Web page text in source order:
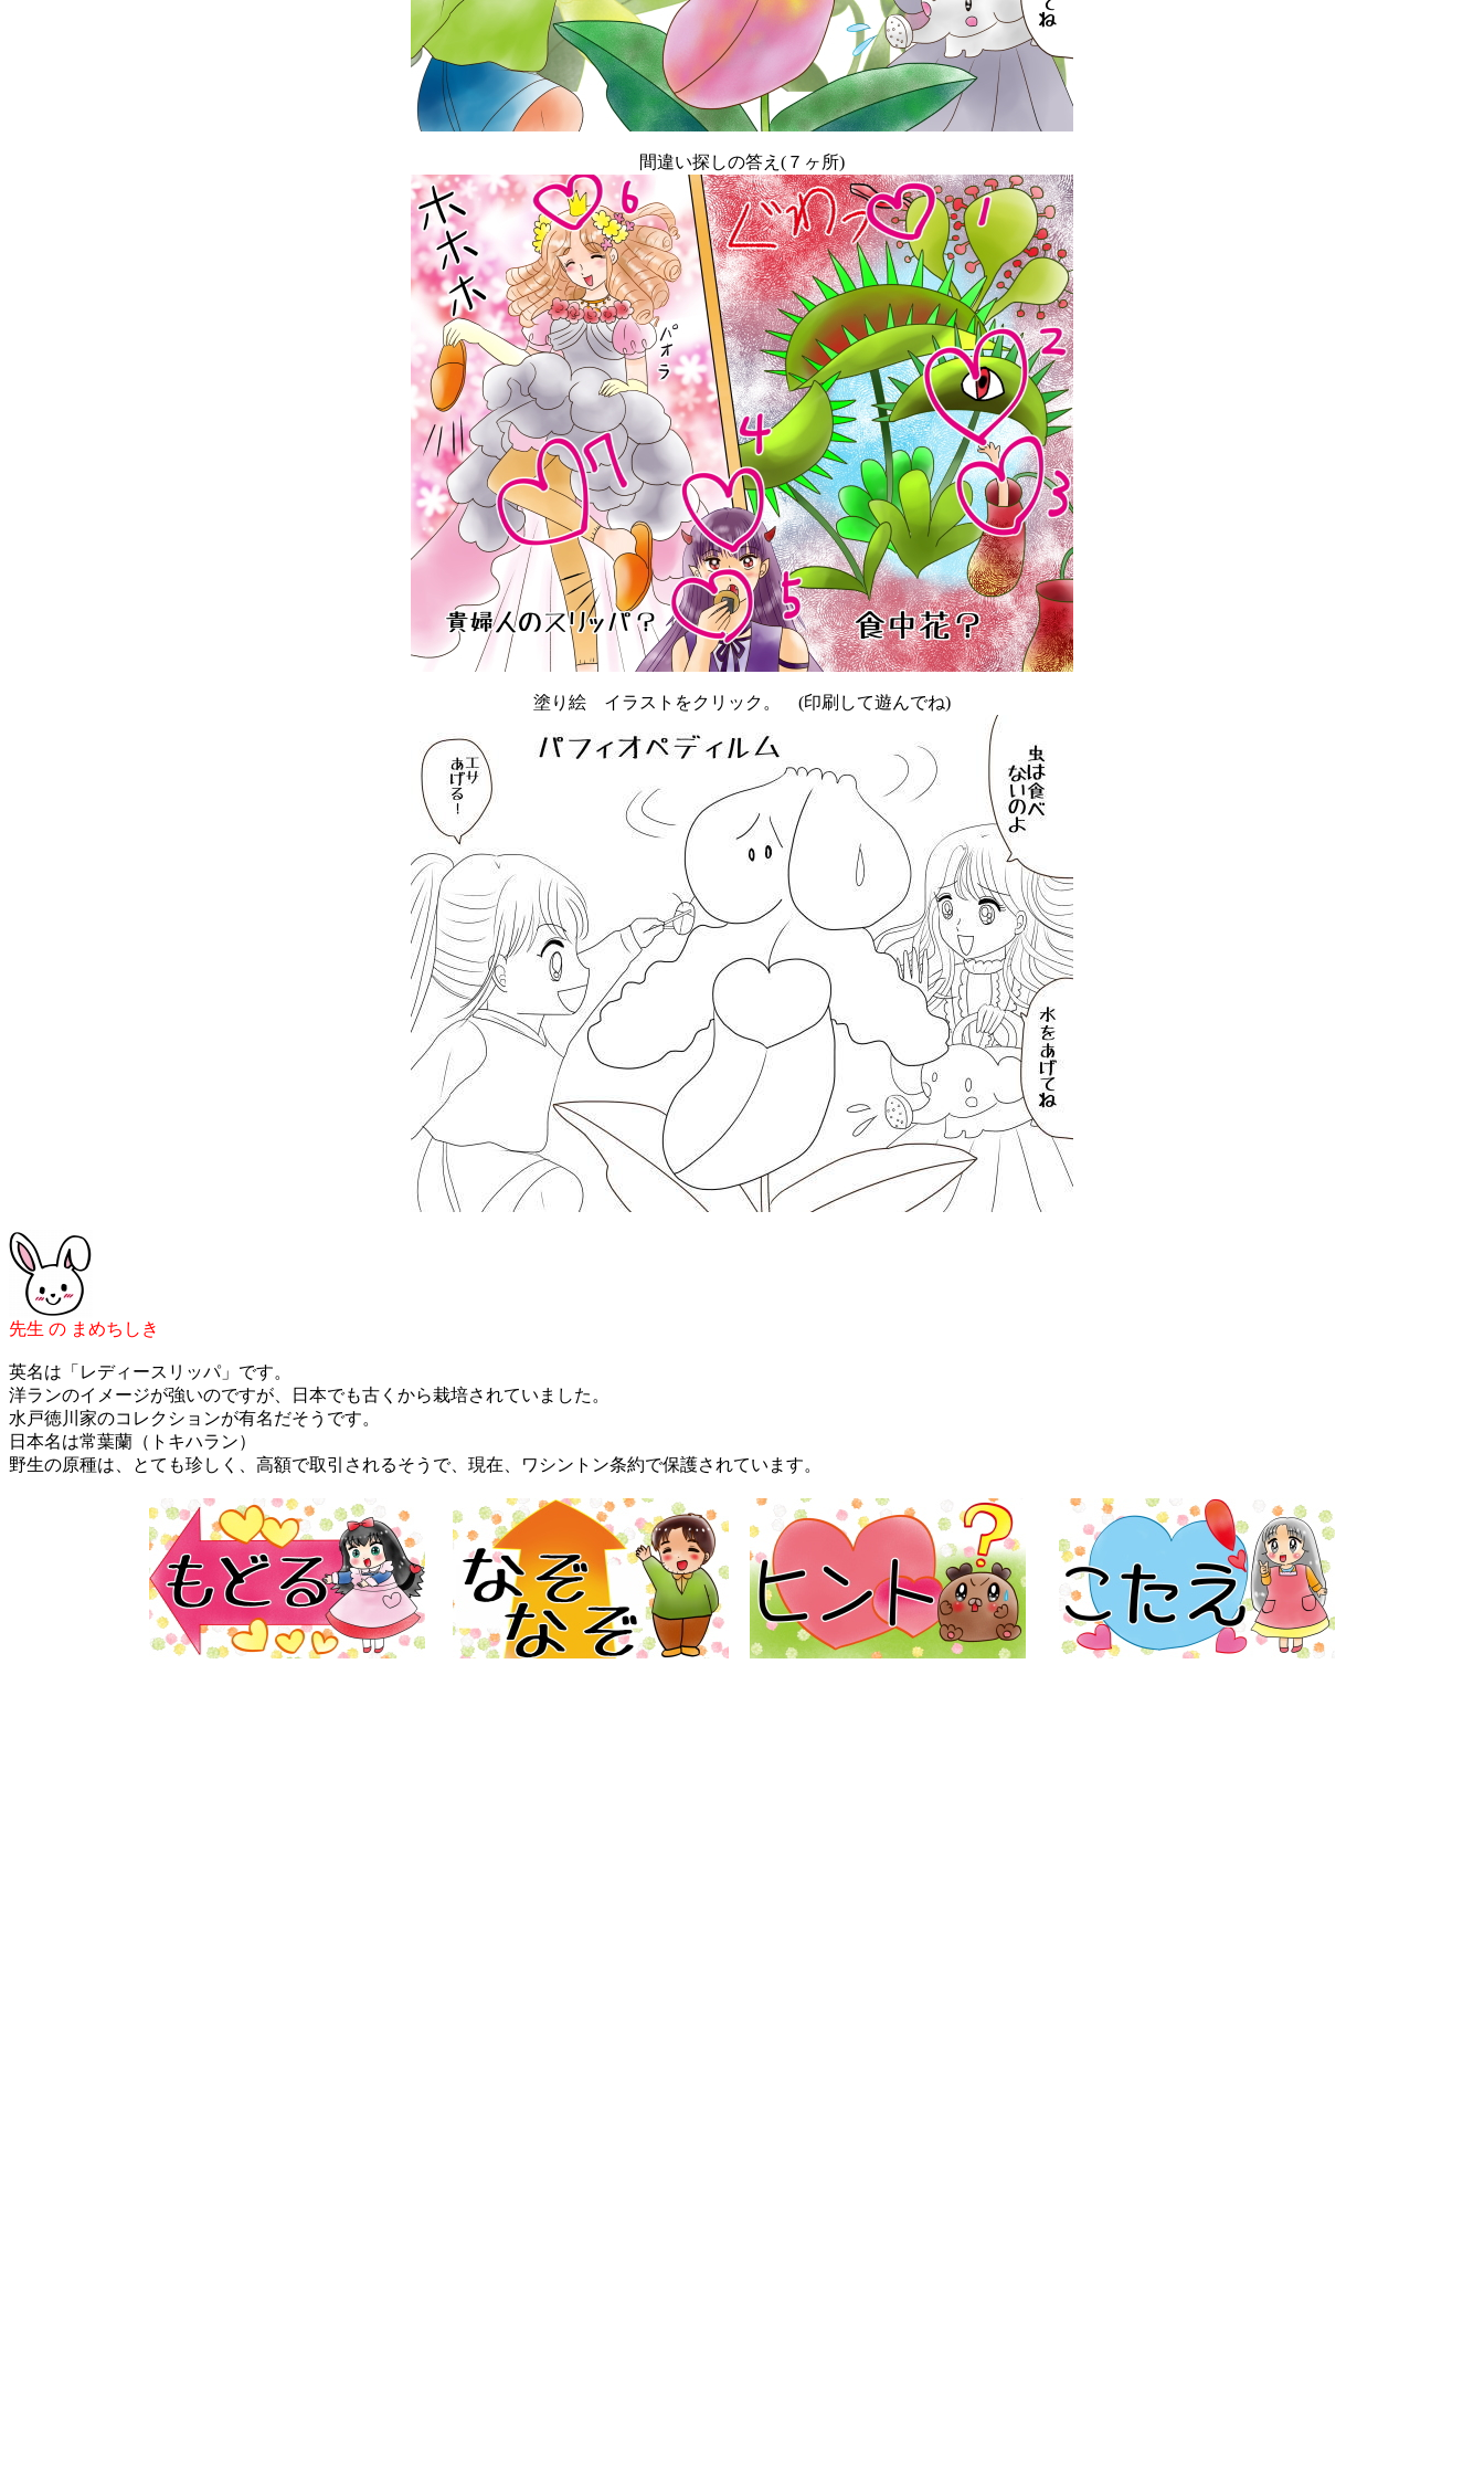
間違い探しの答え(７ヶ所)
塗り絵 イラストをクリック。 (印刷して遊んでね)
先生 の まめちしき
英名は「レディースリッパ」です。
洋ランのイメージが強いのですが、日本でも古くから栽培されていました。
水戸徳川家のコレクションが有名だそうです。
日本名は常葉蘭（トキハラン）
野生の原種は、とても珍しく、高額で取引されるそうで、現在、ワシントン条約で保護されています。